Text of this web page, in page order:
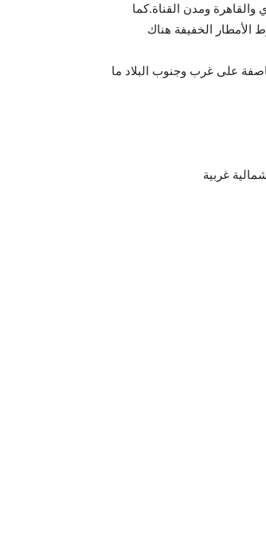
ومدن القناة.كما
الخفيفة هناك
على غرب وجنوب البلاد ما
غربية